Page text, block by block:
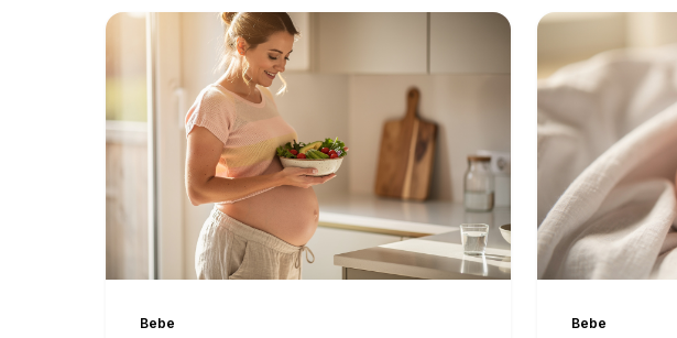
Bebe Bebe